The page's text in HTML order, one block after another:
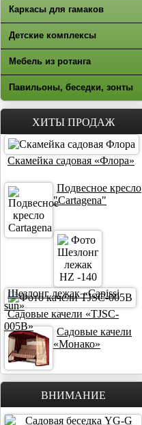
Каркасы для гамаков
Детские комплексы
Мебель из ротанга
Павильоны, беседки, зонты
ХИТЫ ПРОДАЖ
Скамейка садовая «Флора»
Подвесное кресло
"Cartagena"
Шезлонг лежак «Capissi
sun»
Садовые качели «TJSC-
005B»
Садовые качели
«Монако»
ВНИМАНИЕ